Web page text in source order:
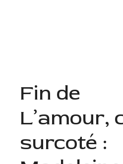
Fin de
L’amour,
surcoté :